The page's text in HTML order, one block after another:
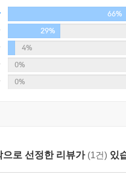
66%
29%
4%
0%
0%
로 선정한 리뷰가 (1건) 있